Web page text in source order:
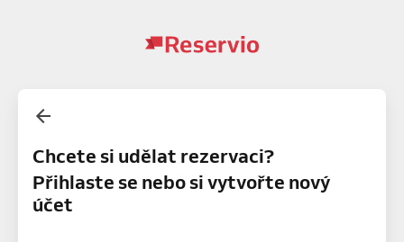
Chcete si udělat rezervaci?
Přihlaste se nebo si vytvořte nový
účet